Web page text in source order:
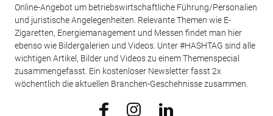
Online-Angebot um betriebswirtschaftliche Führung/Personalien
und juristische Angelegenheiten. Relevante Themen wie E-
Zigaretten, Energiemanagement und Messen findet man hier
ebenso wie Bildergalerien und Videos. Unter #HASHTAG sind alle
wichtigen Artikel, Bilder und Videos zu einem Themenspecial
zusammengefasst. Ein kostenloser Newsletter fasst 2x
wöchentlich die aktuellen Branchen-Geschehnisse zusammen.